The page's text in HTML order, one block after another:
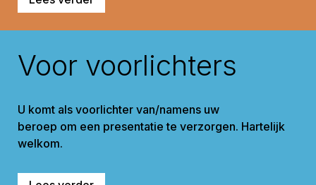
Voor voorlichters
U komt als voorlichter van/namens uw
beroep om een presentatie te verzorgen. Hartelijk
welkom.